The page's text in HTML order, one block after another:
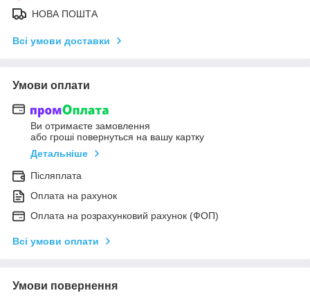
НОВА ПОШТА
Всі умови доставки
Умови оплати
Ви отримаєте замовлення
або гроші повернуться на вашу картку
Детальніше
Післяплата
Оплата на рахунок
Оплата на розрахунковий рахунок (ФОП)
Всі умови оплати
Умови повернення